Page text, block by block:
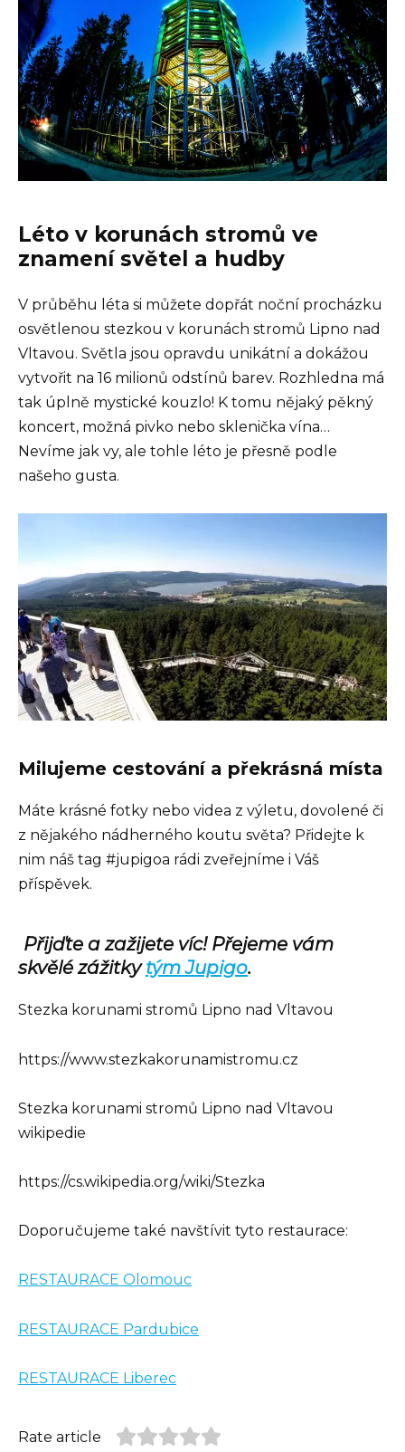
Léto v korunách stromů ve
znamení světel a hudby
V průběhu léta si můžete dopřát noční procházku
osvětlenou stezkou v korunách stromů Lipno nad
Vltavou. Světla jsou opravdu unikátní a dokážou
vytvořit na 16 milionů odstínů barev. Rozhledna má
tak úplně mystické kouzlo! K tomu nějaký pěkný
koncert, možná pivko nebo sklenička vína…
Nevíme jak vy, ale tohle léto je přesně podle
našeho gusta.
Milujeme cestování a překrásná místa
Máte krásné fotky nebo videa z výletu, dovolené či
z nějakého nádherného koutu světa? Přidejte k
nim náš tag #jupigoa rádi zveřejníme i Váš
příspěvek.
Přijďte a zažijete víc! Přejeme vám
skvělé zážitky tým Jupigo.
Stezka korunami stromů Lipno nad Vltavou
https://www.stezkakorunamistromu.cz
Stezka korunami stromů Lipno nad Vltavou
wikipedie
https://cs.wikipedia.org/wiki/Stezka
Doporučujeme také navštívit tyto restaurace:
RESTAURACE Olomouc
RESTAURACE Pardubice
RESTAURACE Liberec
Rate article